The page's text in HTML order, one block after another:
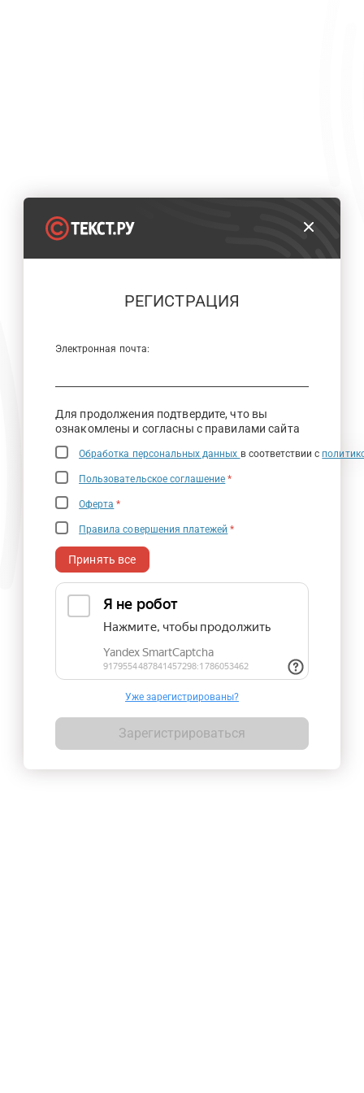
РЕГИСТРАЦИЯ
Электронная почта:
Для продолжения подтвердите, что вы
ознакомлены и согласны с правилами сайта
Обработка персональных данных в соответствии с
Пользовательское соглашение *
Оферта *
Правила совершения платежей *
Принять все
Уже зарегистрированы?
Зарегистрироваться